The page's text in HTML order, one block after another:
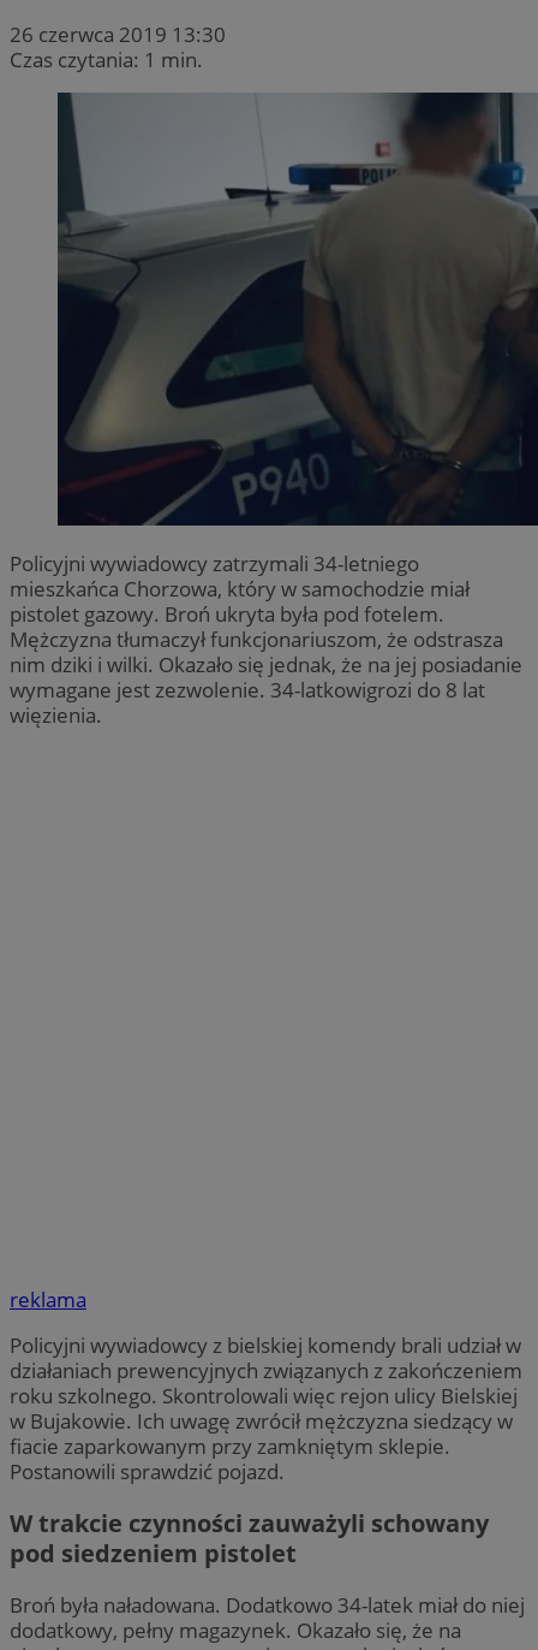
26 czerwca 2019 13:30
Czas czytania: 1 min.
Policyjni wywiadowcy zatrzymali 34-letniego
mieszkańca Chorzowa, który w samochodzie miał
pistolet gazowy. Broń ukryta była pod fotelem.
Mężczyzna tłumaczył funkcjonariuszom, że odstrasza
nim dziki i wilki. Okazało się jednak, że na jej posiadanie
wymagane jest zezwolenie. 34-latkowigrozi do 8 lat
więzienia.
reklama
Policyjni wywiadowcy z bielskiej komendy brali udział w
działaniach prewencyjnych związanych z zakończeniem
roku szkolnego. Skontrolowali więc rejon ulicy Bielskiej
w Bujakowie. Ich uwagę zwrócił mężczyzna siedzący w
fiacie zaparkowanym przy zamkniętym sklepie.
Postanowili sprawdzić pojazd.
W trakcie czynności zauważyli schowany
pod siedzeniem pistolet
Broń była naładowana. Dodatkowo 34-latek miał do niej
dodatkowy, pełny magazynek. Okazało się, że na